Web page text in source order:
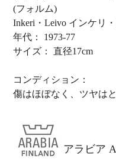
(フォルム)
Inkeri・Leivo インケリ
年代： 1973-77
サイズ： 直径17cm
コンディション：
傷はほぼなく、ツヤは
アラビア